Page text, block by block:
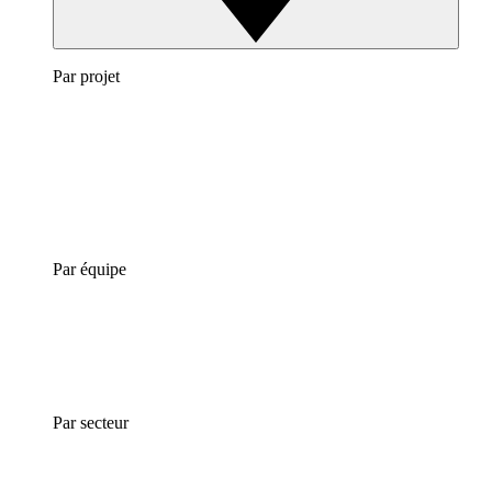
Par projet
Par équipe
Par secteur